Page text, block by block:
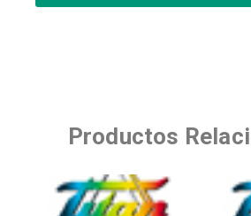
Productos